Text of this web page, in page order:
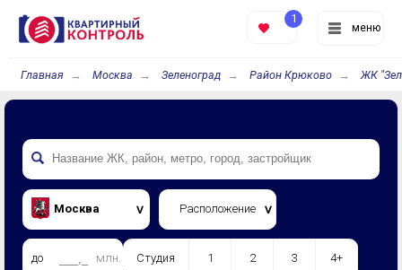
меню
1
Главная Москва Зеленоград Район Крюково ЖК
Москва Расположение
до млн. Студия 1 2 3 4+